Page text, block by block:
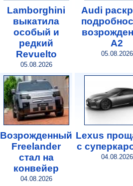
Lamborghini
выкатила
особый и
редкий
Revuelto
05.08.2026
Audi
A2
05.08.2026
Возрожденный
Freelander
стал на
конвейер
04.08.2026
Lexus
с
04.08.2026